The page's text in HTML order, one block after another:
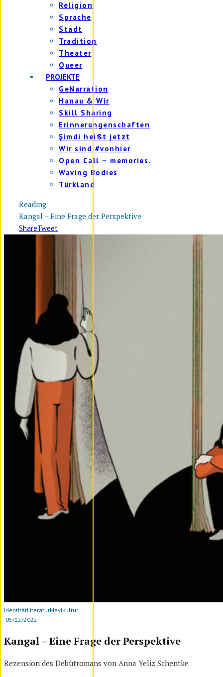
Religion
Sprache
Stadt
Tradition
Theater
Queer
PROJEKTE
GeNarration
Hanau & Wir
Skill Sharing
Erinnerungenschaften
Şimdi heißt jetzt
Wir sind #vonhier
Open Call – memories.
Waving Bodies
Türkland
Reading
Kangal – Eine Frage der Perspektive
ShareTweet
IdentitätLiteraturMavikultur
·05/12/2022
Kangal – Eine Frage der Perspektive
Rezension des Debütromans von Anna Yeliz Schentke